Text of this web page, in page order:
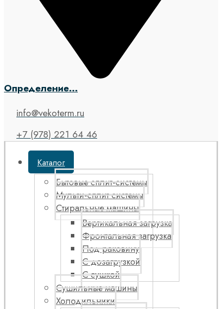
Определение...
info@vekoterm.ru
+7 (978) 221 64 46
Каталог
Бытовые сплит-системы
Мульти-сплит системы
Стиральные машины
Вертикальная загрузка
Фронтальная загрузка
Под раковину
С дозагрузкой
С сушкой
Сушильные машины
Холодильники